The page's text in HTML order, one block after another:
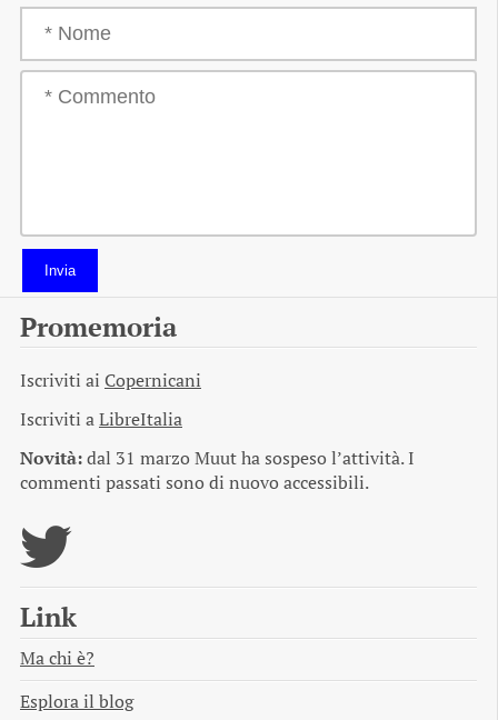
Invia
Promemoria
Iscriviti ai Copernicani
Iscriviti aLibreItalia
Novità:dal 31 marzo Muut ha sospeso l’attività. I
commenti passati sono di nuovo accessibili.
Link
Ma chi è?
Esplora il blog